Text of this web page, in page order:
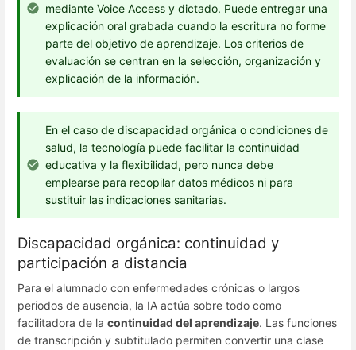
mediante Voice Access y dictado. Puede entregar una
explicación oral grabada cuando la escritura no forme
parte del objetivo de aprendizaje. Los criterios de
evaluación se centran en la selección, organización y
explicación de la información.
En el caso de discapacidad orgánica o condiciones de
salud, la tecnología puede facilitar la continuidad
educativa y la flexibilidad, pero nunca debe
emplearse para recopilar datos médicos ni para
sustituir las indicaciones sanitarias.
Discapacidad orgánica: continuidad y
participación a distancia
Para el alumnado con enfermedades crónicas o largos
periodos de ausencia, la IA actúa sobre todo como
facilitadora de la continuidad del aprendizaje. Las funciones
de transcripción y subtitulado permiten convertir una clase